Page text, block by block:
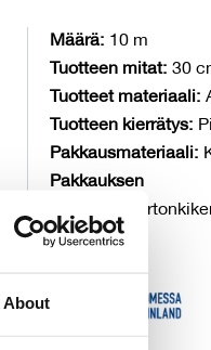
About
Määrä: 10 m
Tuotteen mitat: 30
Tuotteet materiaali:
Tuotteen kierrätys:
Pakkausmateriaali:
Pakkauksen